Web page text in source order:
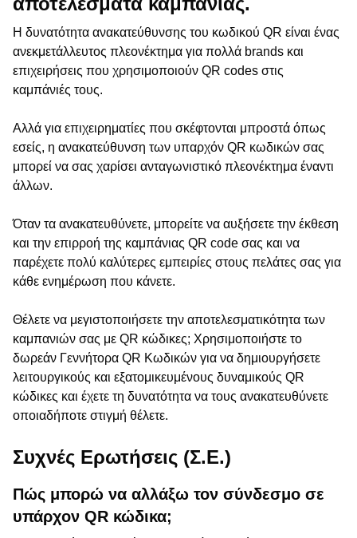
Η δυνατότητα ανακατεύθυνσης του κωδικού QR είναι ένας
ανεκμετάλλευτος πλεονέκτημα για πολλά brands και
επιχειρήσεις που χρησιμοποιούν QR codes στις
καμπάνιές τους.
Αλλά για επιχειρηματίες που σκέφτονται μπροστά όπως
εσείς, η ανακατεύθυνση των υπαρχόν QR κωδικών σας
μπορεί να σας χαρίσει ανταγωνιστικό πλεονέκτημα έναντι
άλλων.
Όταν τα ανακατευθύνετε, μπορείτε να αυξήσετε την έκθεση
και την επιρροή της καμπάνιας QR code σας και να
παρέχετε πολύ καλύτερες εμπειρίες στους πελάτες σας για
κάθε ενημέρωση που κάνετε.
Θέλετε να μεγιστοποιήσετε την αποτελεσματικότητα των
καμπανιών σας με QR κώδικες; Χρησιμοποιήστε το
δωρεάν Γεννήτορα QR Κωδικών για να δημιουργήσετε
λειτουργικούς και εξατομικευμένους δυναμικούς QR
κώδικες και έχετε τη δυνατότητα να τους ανακατευθύνετε
οποιαδήποτε στιγμή θέλετε.
Συχνές Ερωτήσεις (Σ.Ε.)
Πώς μπορώ να αλλάξω τον σύνδεσμο σε
υπάρχον QR κώδικα;